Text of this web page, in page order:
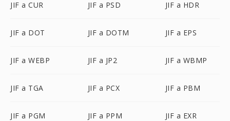
JIF a CUR JIF a PSD JIF a HDR
JIF a DOT JIF a DOTM JIF a EPS
JIF a WEBP JIF a JP2 JIF a WBMP
JIF a TGA JIF a PCX JIF a PBM
JIF a PGM JIF a PPM JIF a EXR